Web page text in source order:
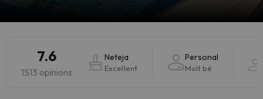
7.6
1513 opinions
Neteja
Excel·lent
Personal
Molt bé